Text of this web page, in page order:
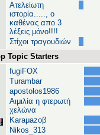
Ατελείωτη
ιστορία....., ο
καθένας απο 3
λέξεις μόνο!!!!
Στίχοι τραγουδιών
Topic Starters
fugiFOX
Turambar
apostolos1986
Αιμιλία η φτερωτή
χελώνα
Karaμazoβ
Nikos_313